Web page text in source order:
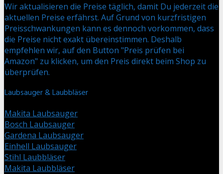
Wir aktualisieren die Preise täglich, damit Du jederzeit die
aktuellen Preise erfährst. Auf Grund von kurzfristigen
Preisschwankungen kann es dennoch vorkommen, dass
die Preise nicht exakt übereinstimmen. Deshalb
empfehlen wir, auf den Button "Preis prüfen bei
Amazon" zu klicken, um den Preis direkt beim Shop zu
überprüfen.
Laubsauger & Laubbläser
Makita Laubsauger
Bosch Laubsauger
Gardena Laubsauger
Einhell Laubsauger
Stihl Laubbläser
Makita Laubbläser